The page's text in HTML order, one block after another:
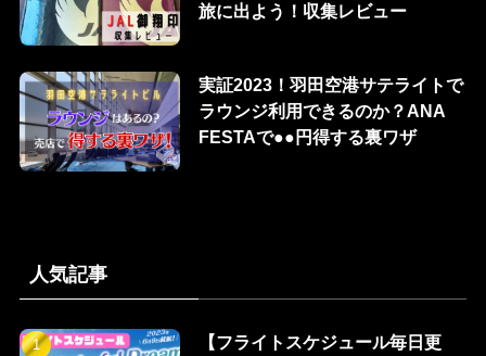
旅に出よう！収集レビュー
実証2023！羽田空港サテライトで
ラウンジ利用できるのか？ANA
FESTAで●●円得する裏ワザ
人気記事
【フライトスケジュール毎日更